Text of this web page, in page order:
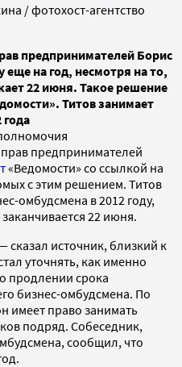
/ фотохост-агентство
предпринимателей Борис
еще на год, несмотря на то,
22 июня. Такое решение
Титов занимает
года
предпринимателей
«Ведомости» со ссылкой на
с этим решением. Титов
омбудсмена в 2012 году,
22 июня.
сказал источник, близкий к
уточнять, как именно
продлении срока
бизнес-омбудсмена. По
имеет право занимать
подряд. Собеседник,
сообщил, что